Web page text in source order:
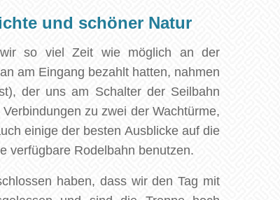
und schöner Natur
so viel Zeit wie möglich an der
am Eingang bezahlt hatten, nahmen
der uns am Schalter der Seilbahn
zu zwei der Wachtürme,
einige der besten Ausblicke auf die
verfügbare Rodelbahn benutzen.
haben, dass wir den Tag mit